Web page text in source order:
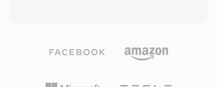
전히 유용합니다.
iPhone, iPad), YouTube, 그리고 많은 스트리밍
째 장점은 뛰어난 압축 효율성으로, 저장 공간과